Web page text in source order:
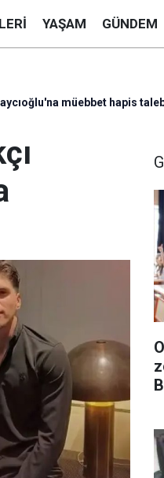
YAŞAM GÜNDEM
müebbet hapis